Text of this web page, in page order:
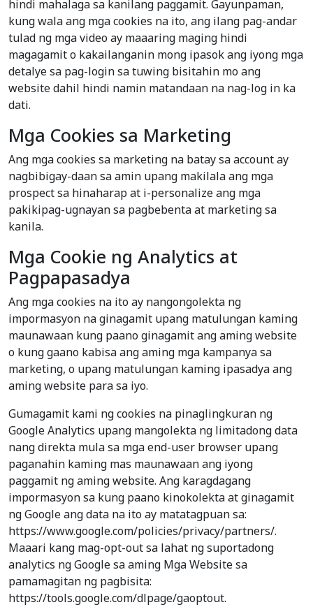
hindi mahalaga sa kanilang paggamit. Gayunpaman,
kung wala ang mga cookies na ito, ang ilang pag-andar
tulad ng mga video ay maaaring maging hindi
magagamit o kakailanganin mong ipasok ang iyong mga
detalye sa pag-login sa tuwing bisitahin mo ang
website dahil hindi namin matandaan na nag-log in ka
dati.
Mga Cookies sa Marketing
Ang mga cookies sa marketing na batay sa account ay
nagbibigay-daan sa amin upang makilala ang mga
prospect sa hinaharap at i-personalize ang mga
pakikipag-ugnayan sa pagbebenta at marketing sa
kanila.
Mga Cookie ng Analytics at
Pagpapasadya
Ang mga cookies na ito ay nangongolekta ng
impormasyon na ginagamit upang matulungan kaming
maunawaan kung paano ginagamit ang aming website
o kung gaano kabisa ang aming mga kampanya sa
marketing, o upang matulungan kaming ipasadya ang
aming website para sa iyo.
Gumagamit kami ng cookies na pinaglingkuran ng
Google Analytics upang mangolekta ng limitadong data
nang direkta mula sa mga end-user browser upang
paganahin kaming mas maunawaan ang iyong
paggamit ng aming website. Ang karagdagang
impormasyon sa kung paano kinokolekta at ginagamit
ng Google ang data na ito ay matatagpuan sa:
https://www.google.com/policies/privacy/partners/.
Maaari kang mag-opt-out sa lahat ng suportadong
analytics ng Google sa aming Mga Website sa
pamamagitan ng pagbisita:
https://tools.google.com/dlpage/gaoptout.